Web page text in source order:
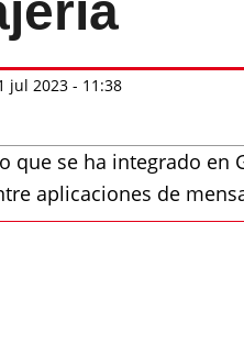
jul 2023 - 11:38
que se ha integrado en
aplicaciones de